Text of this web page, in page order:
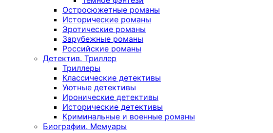
Остросюжетные романы
Исторические романы
Эротические романы
Зарубежные романы
Российские романы
Детектив. Триллер
Триллеры
Классические детективы
Уютные детективы
Иронические детективы
Исторические детективы
Криминальные и военные романы
Биографии. Мемуары